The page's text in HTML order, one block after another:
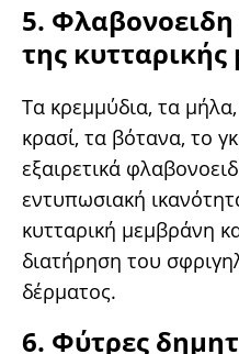
5.
της
Τα κρεμμύδια, τα
κρασί, τα βότανα, το
εξαιρετικά
εντυπωσιακή
κυτταρική μεμβράνη
διατήρηση του
δέρματος.
6. Φύτρες